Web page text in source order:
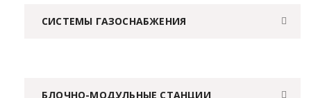
СИСТЕМЫ ГАЗОСНАБЖЕНИЯ
БЛОЧНО-МОДУЛЬНЫЕ СТАНЦИИ